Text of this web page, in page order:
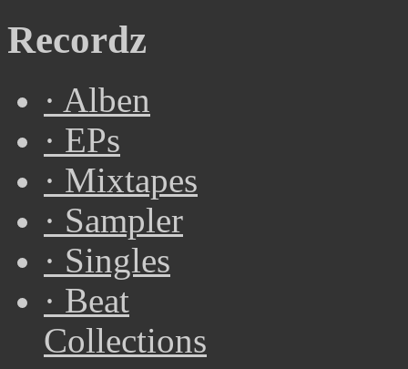
Recordz
· Alben
· EPs
· Mixtapes
· Sampler
· Singles
· Beat
Collections